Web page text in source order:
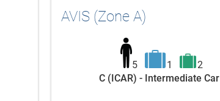
AVIS (Zone A)
5 1
2
C (ICAR) - Intermediate Car